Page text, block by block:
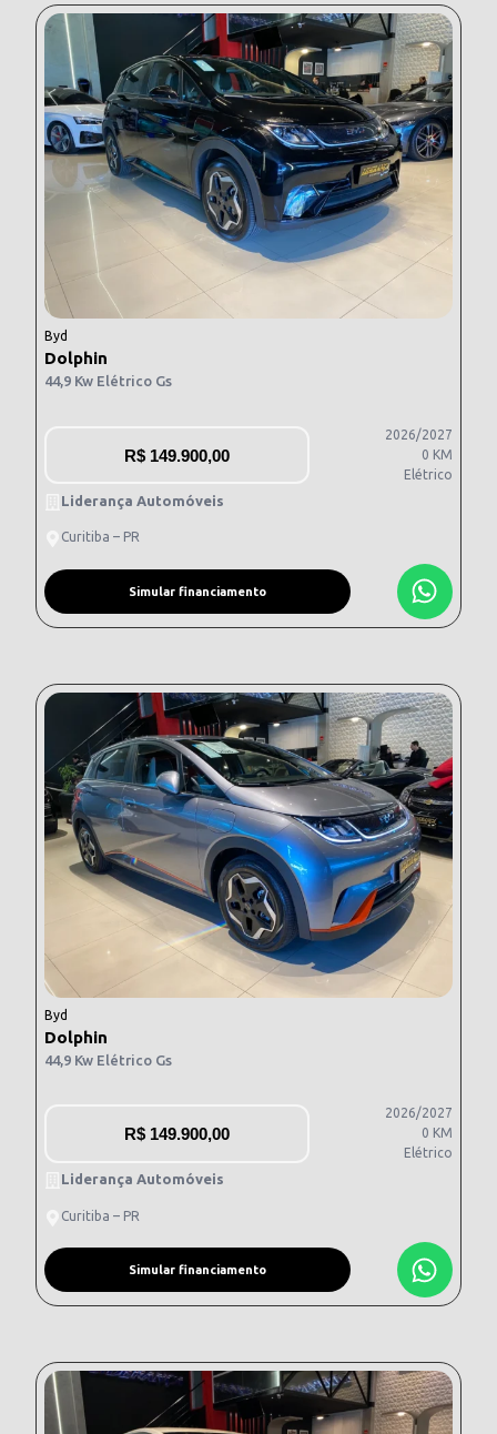
Byd
Dolphin
44,9 Kw Elétrico Gs
R$ 149.900,00
2026/2027
0 KM
Elétrico
Liderança Automóveis
Curitiba – PR
Simular financiamento
Byd
Dolphin
44,9 Kw Elétrico Gs
R$ 149.900,00
2026/2027
0 KM
Elétrico
Liderança Automóveis
Curitiba – PR
Simular financiamento